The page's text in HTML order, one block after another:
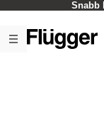
Snabb